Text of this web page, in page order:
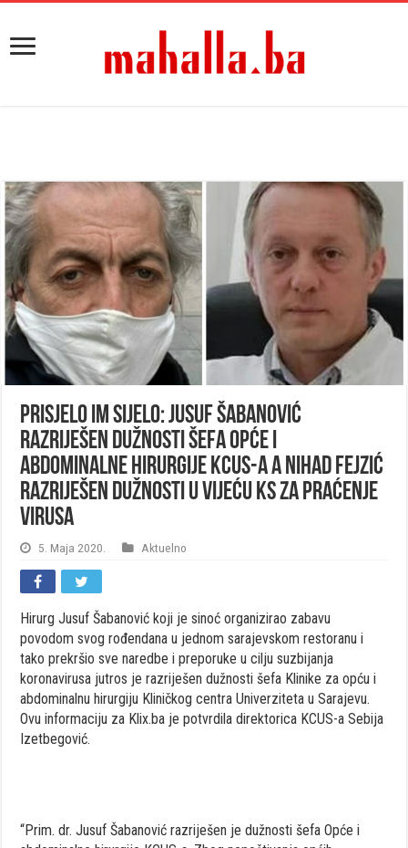
Prisjelo im sijelo: Jusuf Šabanović
razriješen dužnosti šefa Opće i
abdominalne hirurgije KCUS-a a Nihad Fejzić
razriješen dužnosti u Vijeću KS za praćenje
virusa
5. Maja 2020. Aktuelno
Hirurg Jusuf Šabanović koji je sinoć organizirao zabavu
povodom svog rođendana u jednom sarajevskom restoranu i
tako prekršio sve naredbe i preporuke u cilju suzbijanja
koronavirusa jutros je razriješen dužnosti šefa Klinike za opću i
abdominalnu hirurgiju Kliničkog centra Univerziteta u Sarajevu.
Ovu informaciju za Klix.ba je potvrdila direktorica KCUS-a Sebija
Izetbegović.
“Prim. dr. Jusuf Šabanović razriješen je dužnosti šefa Opće i